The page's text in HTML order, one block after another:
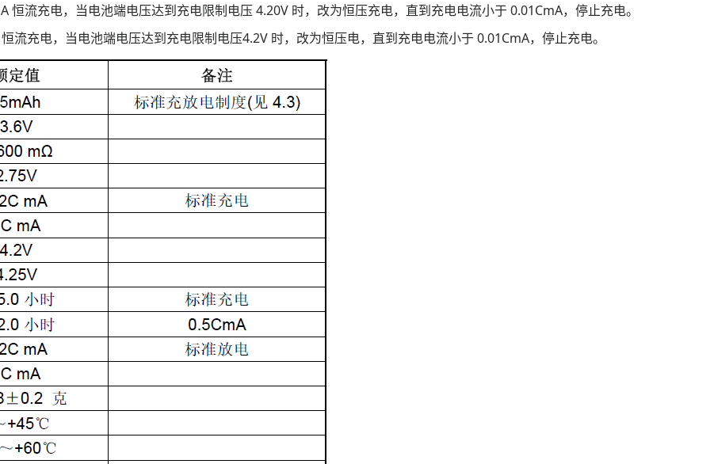
流充电，当电池端电压达到充电限制电压 4.20V 时，改为恒压充电，直到充电电流小于 0.01CmA，停止充电。
充电，当电池端电压达到充电限制电压4.2V 时，改为恒压电，直到充电电流小于 0.01CmA，停止充电。